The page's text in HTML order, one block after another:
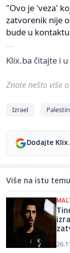
"Ovo je 'veza'
zatvorenik nije
bude u
Klix.ba čitajte i
Znate nešto više
Izrael
Dodajte
Više na istu temu